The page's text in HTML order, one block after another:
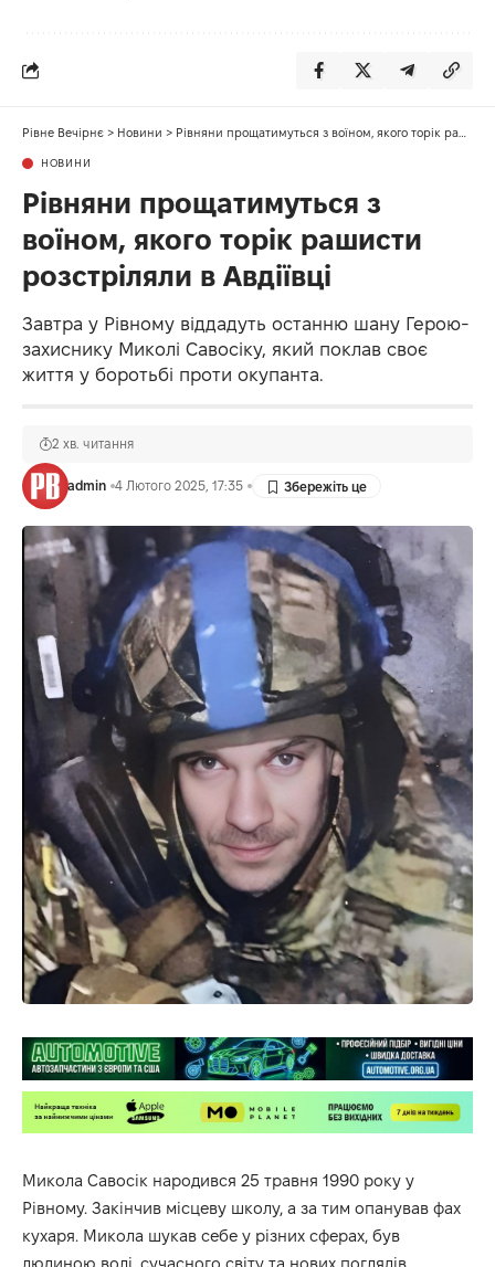
Рівне Вечірнє > Новини > Рівняни прощатимуться з воїном, якого торік рашисти розстріляли в Авдіївці
НОВИНИ
Рівняни прощатимуться з
воїном, якого торік рашисти
розстріляли в Авдіївці
Завтра у Рівному віддадуть останню шану Герою-
захиснику Миколі Савосіку, який поклав своє
життя у боротьбі проти окупанта.
admin 4 Лютого 2025, 17:35
2 хв. читання
Микола Савосік народився 25 травня 1990 року у
Рівному. Закінчив місцеву школу, а за тим опанував фах
кухаря. Микола шукав себе у різних сферах, був